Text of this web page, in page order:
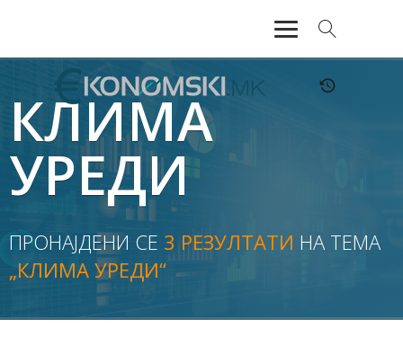
АКТУЕЛНО
ЕКОНОМИЈА
ФИНАНСИИ
БАНКАРСТВО
ЖИВОТ
МОЗАИК
КЛИМА
УРЕДИ
ПРОНАЈДЕНИ СЕ 3 РЕЗУЛТАТИ НА ТЕМА
„КЛИМА УРЕДИ“